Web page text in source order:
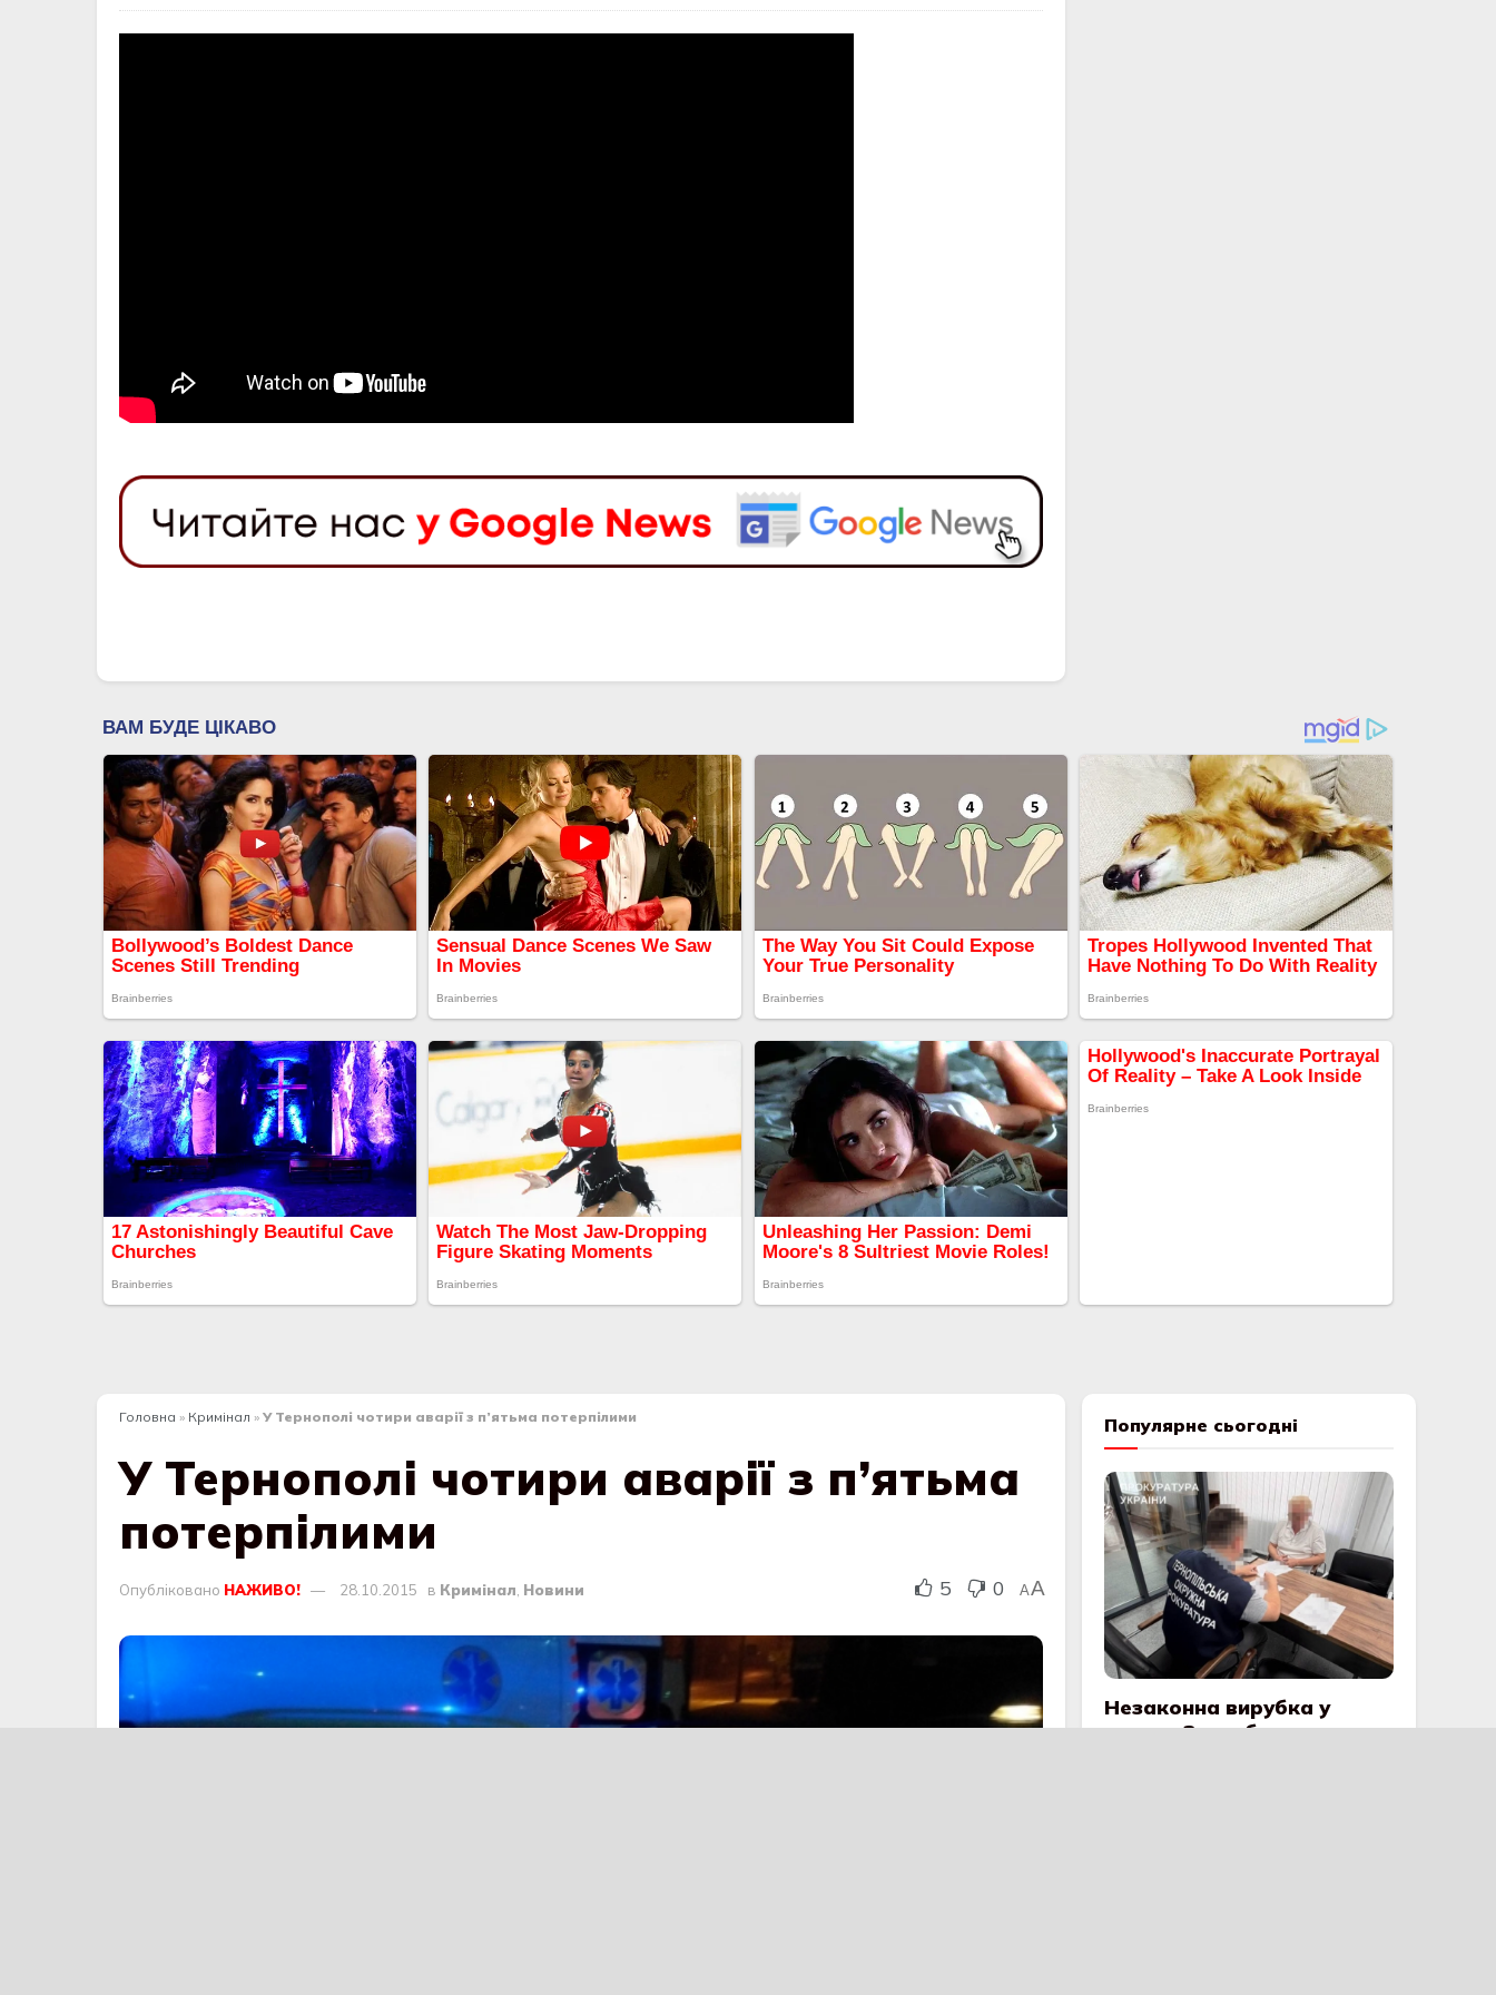
Головна » Кримінал » У Тернополі чотири аварії з п’ятьма потерпілими
У Тернополі чотири аварії з п’ятьма
потерпілими
Опубліковано НАЖИВО! 28.10.2015 в Кримінал Новини 5 0 AA
Популярне сьогодні
Незаконна вирубка у
парку «Загребелля»: